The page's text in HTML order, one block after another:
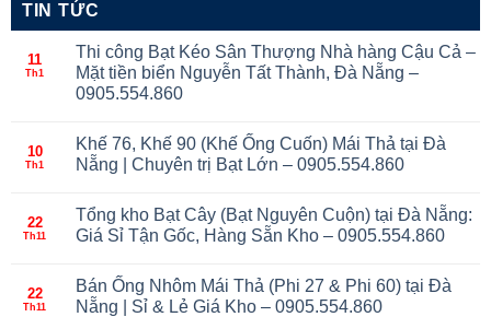
TIN TỨC
11
Th1
Thi công Bạt Kéo Sân Thượng Nhà hàng Cậu Cả –
Mặt tiền biển Nguyễn Tất Thành, Đà Nẵng –
0905.554.860
10
Th1
Khế 76, Khế 90 (Khế Ống Cuốn) Mái Thả tại Đà
Nẵng | Chuyên trị Bạt Lớn – 0905.554.860
22
Th11
Tổng kho Bạt Cây (Bạt Nguyên Cuộn) tại Đà Nẵng:
Giá Sỉ Tận Gốc, Hàng Sẵn Kho – 0905.554.860
22
Th11
Bán Ống Nhôm Mái Thả (Phi 27 & Phi 60) tại Đà
Nẵng | Sỉ & Lẻ Giá Kho – 0905.554.860